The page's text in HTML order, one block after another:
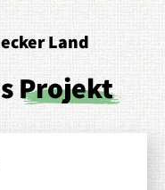
Land
Projekt